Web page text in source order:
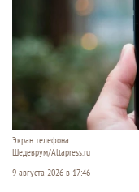
Экран телефона
Шедеврум/Altapress.ru
9 августа 2026 в 17:46